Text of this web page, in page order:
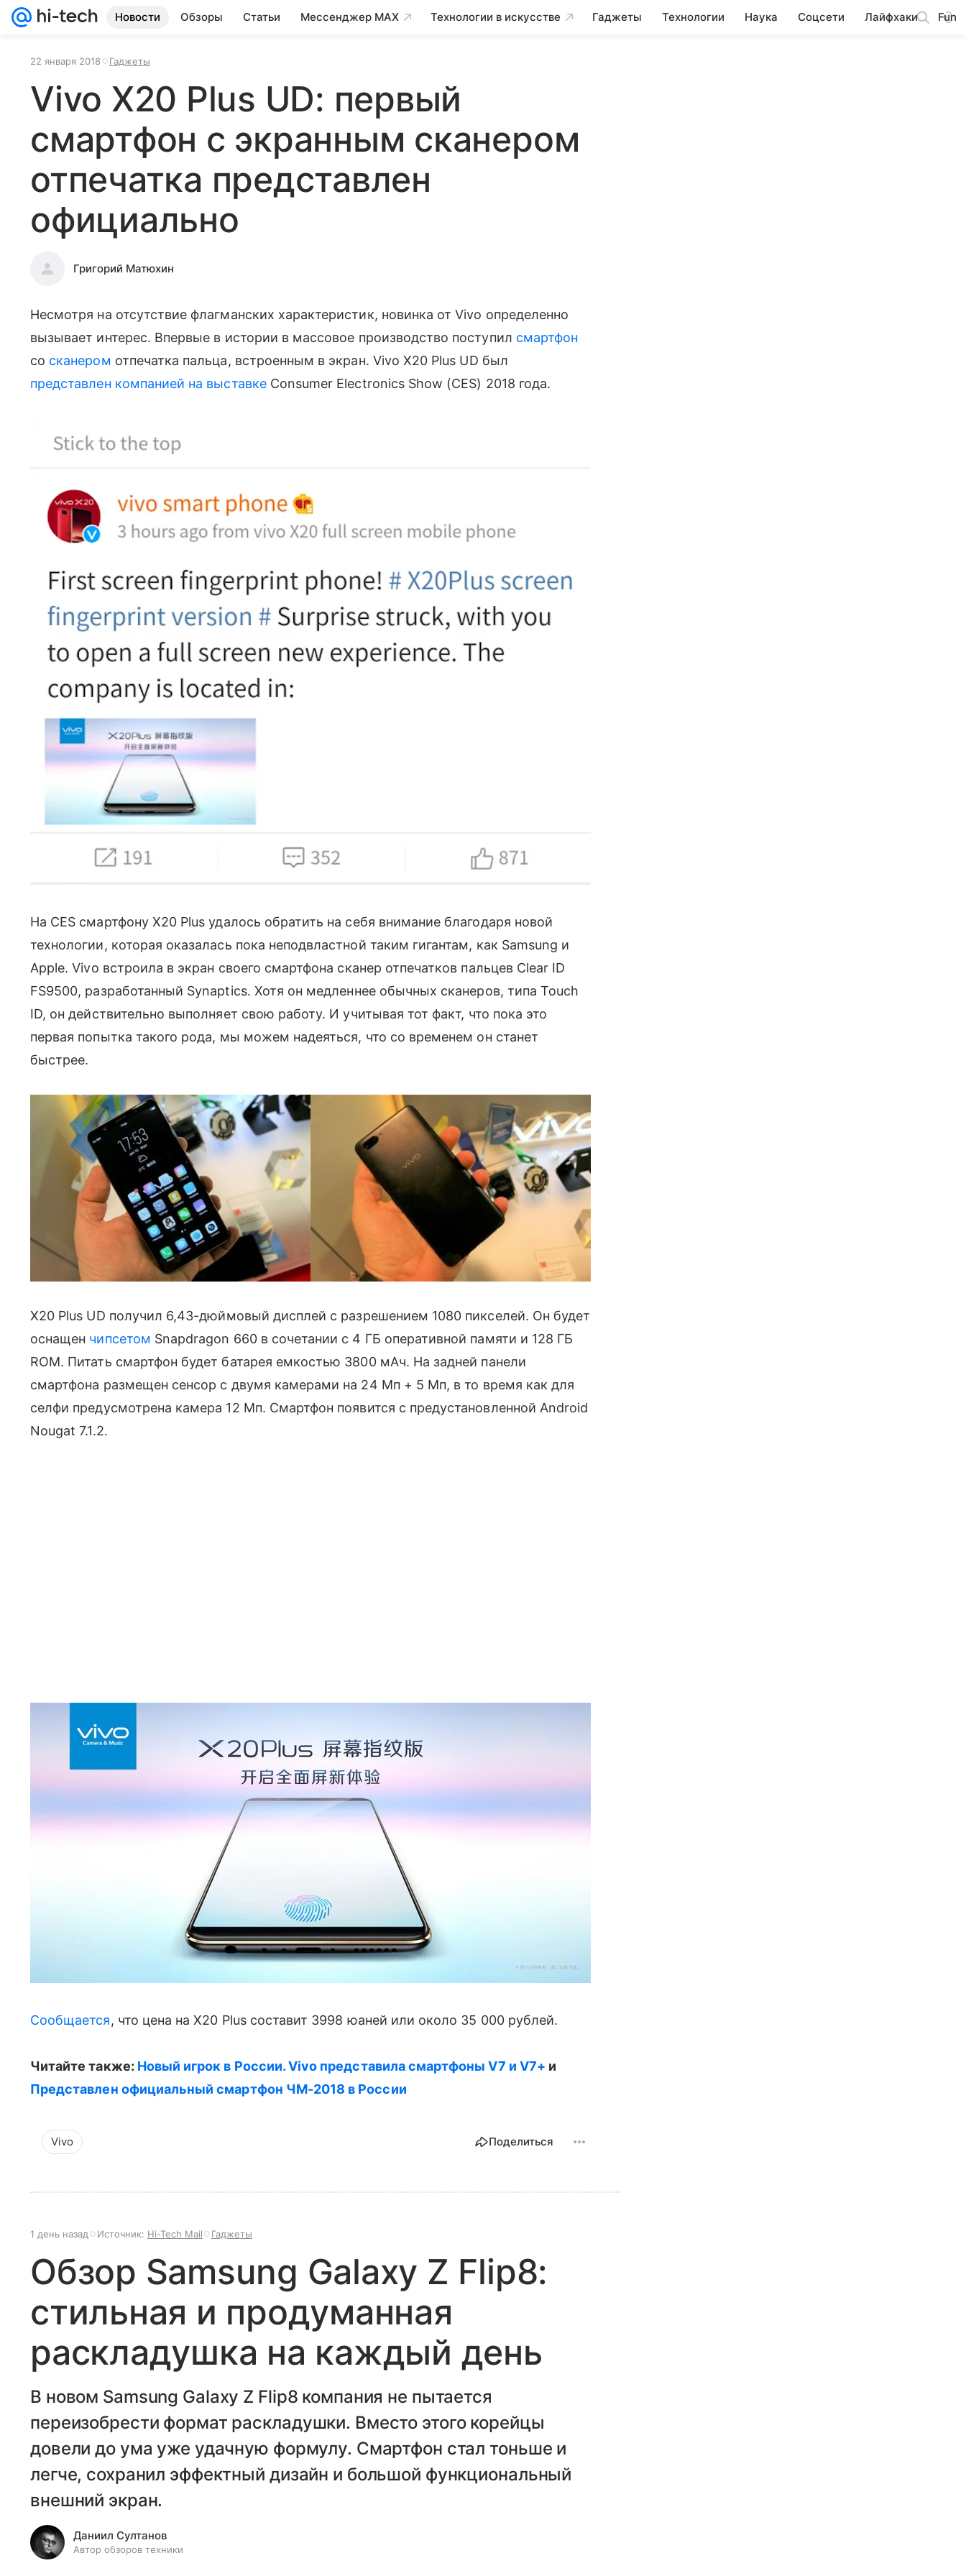
Новости Обзоры Статьи Мессенджер MAX Технологии в искусстве Гаджеты Технологии Наука Соцсети Лайфхаки Fun
22 января 2018 Гаджеты
Vivo X20 Plus UD: первый
смартфон с экранным сканером
отпечатка представлен
официально
Григорий Матюхин
Несмотря на отсутствие флагманских характеристик, новинка от Vivo определенно
вызывает интерес. Впервые в истории в массовое производство поступил смартфон
со сканером отпечатка пальца, встроенным в экран. Vivo X20 Plus UD был
представлен компанией на выставкеConsumer Electronics Show (CES) 2018 года.
На CES смартфону X20 Plus удалось обратить на себя внимание благодаря новой
технологии, которая оказалась пока неподвластной таким гигантам, как Samsung и
Apple. Vivo встроила в экран своего смартфона сканер отпечатков пальцев Clear ID
FS9500, разработанный Synaptics. Хотя он медленнее обычных сканеров, типа Touch
ID, он действительно выполняет свою работу. И учитывая тот факт, что пока это
первая попытка такого рода, мы можем надеяться, что со временем он станет
быстрее.
X20 Plus UD получил 6,43-дюймовый дисплей с разрешением 1080 пикселей. Он будет
оснащен чипсетом Snapdragon 660 в сочетании с 4 ГБ оперативной памяти и 128 ГБ
ROM. Питать смартфон будет батарея емкостью 3800 мАч. На задней панели
смартфона размещен сенсор с двумя камерами на 24 Мп + 5 Мп, в то время как для
селфи предусмотрена камера 12 Мп. Смартфон появится с предустановленной Android
Nougat 7.1.2.
Сообщается, что цена на X20 Plus составит 3998 юаней или около 35 000 рублей.
Читайте также: Новый игрок в России. Vivo представила смартфоны V7 и V7+ и
Представлен официальный смартфон ЧМ-2018 в России
Vivo Поделиться
1 день назад Источник: Hi-Tech Mail Гаджеты
Обзор Samsung Galaxy Z Flip8:
стильная и продуманная
раскладушка на каждый день
В новом Samsung Galaxy Z Flip8 компания не пытается
переизобрести формат раскладушки. Вместо этого корейцы
довели до ума уже удачную формулу. Смартфон стал тоньше и
легче, сохранил эффектный дизайн и большой функциональный
внешний экран.
Даниил Султанов
Автор обзоров техники